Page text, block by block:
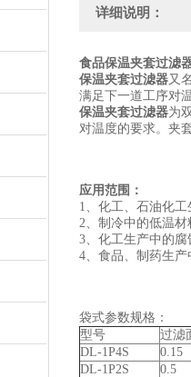
详细说明：
食品保温夹套过滤
保温夹套过滤器又
满足下一道工序对
保温夹套过滤器为
对温度的要求。夹
应用范围：
1、化工、石油化
2、制冷中的低温
3、化工生产中的
4、食品、制药生
袋式参数规格：
型号
过滤
DL-1P4S
0.15
DL-1P2S
0.5